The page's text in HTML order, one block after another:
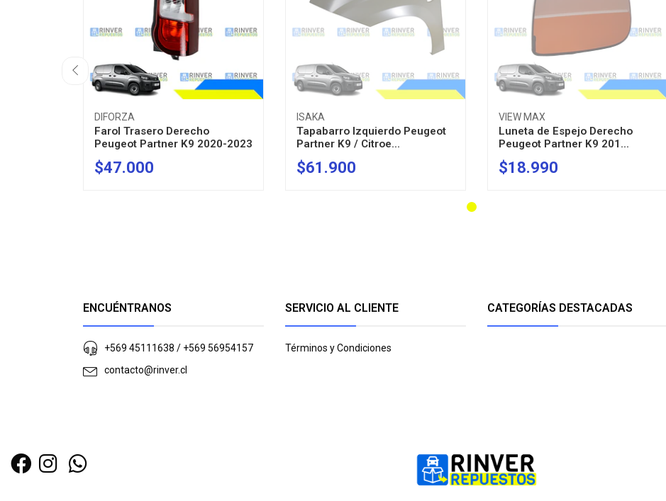
DIFORZA
Farol Trasero Derecho
Peugeot Partner K9 2020-2023
-
$47.000
ISAKA
Tapabarro Izquierdo Peugeot
Partner K9 / Citroe...
AGOTADO
$61.900
VIEW MAX
Luneta de Espejo Derecho
Peugeot Partner K9 201...
AGOTADO
$18.990
ENCUÉNTRANOS
+569 45111638 / +569 56954157
contacto@rinver.cl
SERVICIO AL CLIENTE
Términos y Condiciones
CATEGORÍAS DESTACADAS